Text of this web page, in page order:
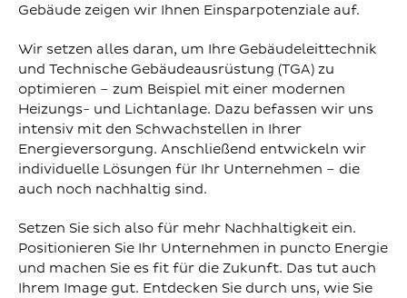
Gebäude zeigen wir Ihnen Einsparpotenziale auf.
Wir setzen alles daran, um Ihre Gebäudeleittechnik
und Technische Gebäudeausrüstung (TGA) zu
optimieren – zum Beispiel mit einer modernen
Heizungs- und Lichtanlage. Dazu befassen wir uns
intensiv mit den Schwachstellen in Ihrer
Energieversorgung. Anschließend entwickeln wir
individuelle Lösungen für Ihr Unternehmen – die
auch noch nachhaltig sind.
Setzen Sie sich also für mehr Nachhaltigkeit ein.
Positionieren Sie Ihr Unternehmen in puncto Energie
und machen Sie es fit für die Zukunft. Das tut auch
Ihrem Image gut. Entdecken Sie durch uns, wie Sie